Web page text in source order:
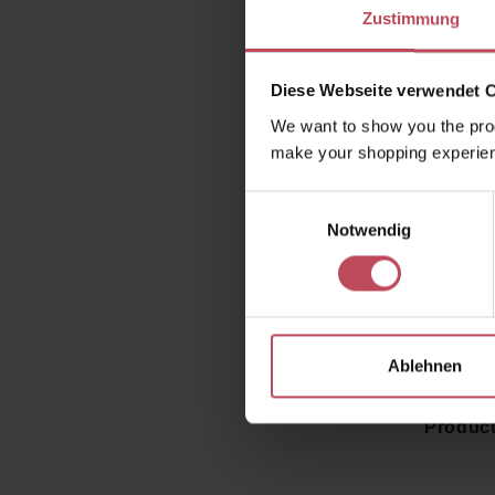
Zustimmung
Diese Webseite verwendet
We want to show you the
make your shopping
Notwendig
Ablehnen
und
Jetzt